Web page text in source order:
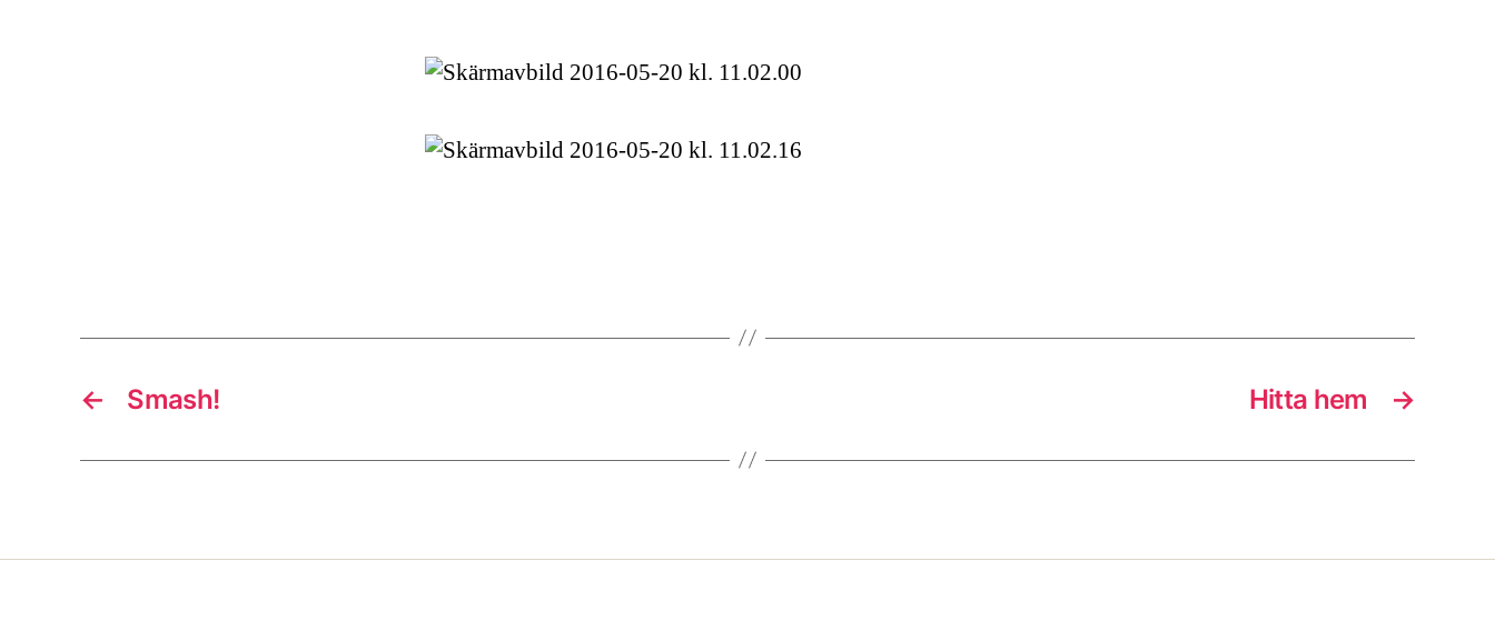
← Smash! →
Hitta hem